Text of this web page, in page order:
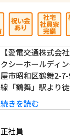
【愛電交通株式会
クシーホールディ
屋市昭和区鶴舞2-
線「鶴舞」駅より
続きを読む
正社員